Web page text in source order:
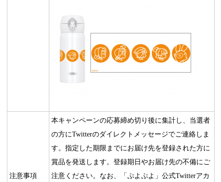
注意事項
本キャンペーンの応募締め切り後に集計し、当選者
の方にTwitterのダイレクトメッセージでご連絡しま
す。指定した期限までにお届け先を登録された方に
賞品を発送します。登録期日やお届け先の不備にご
注意ください。なお、「ぷよぷよ」公式Twitterアカ